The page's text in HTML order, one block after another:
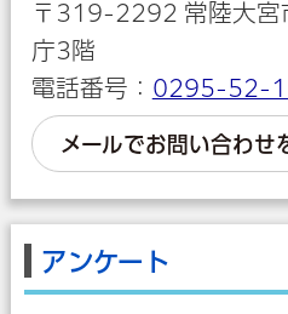
〒319-2292 常陸大
庁3階
電話番号： 0295-52-
メールでお問い合わせ
アンケート